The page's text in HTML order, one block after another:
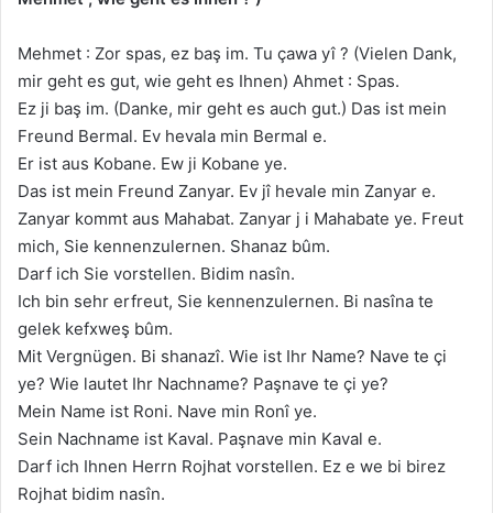
Mehmet : Zor spas, ez baş im. Tu çawa yî ? (Vielen Dank,
mir geht es gut, wie geht es Ihnen) Ahmet : Spas.
Ez ji baş im. (Danke, mir geht es auch gut.) Das ist mein
Freund Bermal. Ev hevala min Bermal e.
Er ist aus Kobane. Ew ji Kobane ye.
Das ist mein Freund Zanyar. Ev jî hevale min Zanyar e.
Zanyar kommt aus Mahabat. Zanyar j i Mahabate ye. Freut
mich, Sie kennenzulernen. Shanaz bûm.
Darf ich Sie vorstellen. Bidim nasîn.
Ich bin sehr erfreut, Sie kennenzulernen. Bi nasîna te
gelek kefxweş bûm.
Mit Vergnügen. Bi shanazî. Wie ist Ihr Name? Nave te çi
ye? Wie lautet Ihr Nachname? Paşnave te çi ye?
Mein Name ist Roni. Nave min Ronî ye.
Sein Nachname ist Kaval. Paşnave min Kaval e.
Darf ich Ihnen Herrn Rojhat vorstellen. Ez e we bi birez
Rojhat bidim nasîn.